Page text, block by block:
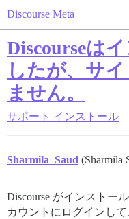
Discourse Meta
Discourseは
したが、サ
ません。
サポート インストール
Sharmila_Saud (Sharmila
Discourse がインストー
カウントにログインし